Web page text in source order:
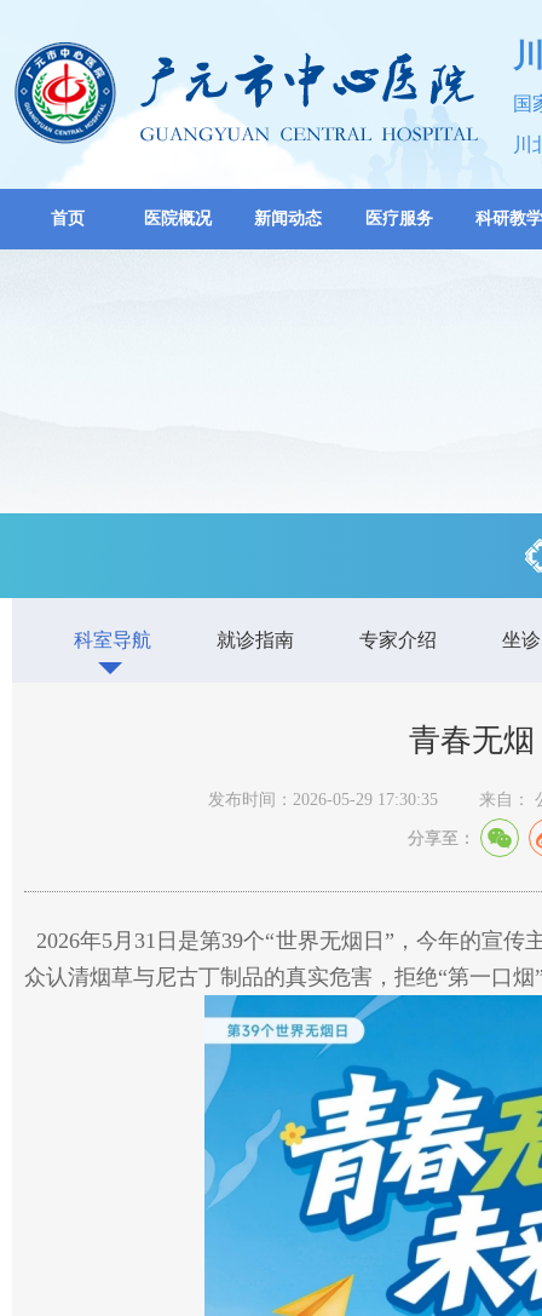
国
川
首页 医院概况 新闻动态 医疗服务 科研教学
科室导航 就诊指南 专家介绍 坐
青春无
发布时间：2026-05-29 17:30:35 来自：
分享至：
2026年5月31日是第39个“世界无烟日”，今年的宣
众认清烟草与尼古丁制品的真实危害，拒绝“第一口烟